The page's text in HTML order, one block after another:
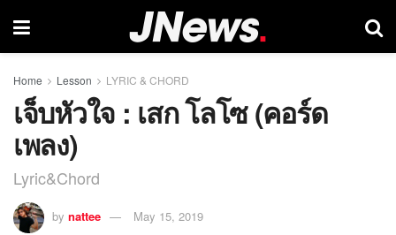
Home Lesson LYRIC & CHORD
เจ็บหัวใจ : เสก โลโซ (คอร์ด
เพลง)
Lyric&Chord
by nattee May 15, 2019